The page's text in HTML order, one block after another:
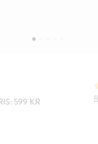
599 KR